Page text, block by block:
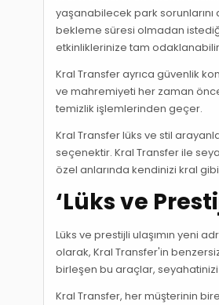
yaşanabilecek park sorunlarını
bekleme süresi olmadan
etkinliklerinize tam
Kral Transfer ayrıca güvenlik
ve mahremiyeti her zaman
temizlik işlemlerinden geçer.
Kral Transfer lüks ve stil
seçenektir. Kral Transfer ile
özel anlarında kendinizi kral
‘Lüks ve
Lüks ve prestijli ulaşımın yeni
olarak, Kral Transfer'in
birleşen bu araçlar,
Kral Transfer, her müşterinin